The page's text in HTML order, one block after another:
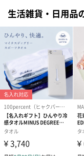
製造国
日本
原材料
・アリ
鎖アル
硫酸エ
ル、純
リコー
素、蛍
・除菌
ルエー
オキシ
安定化
使用上の注意
点・使用方法
<アリ
●子供
生活雑貨・日用品